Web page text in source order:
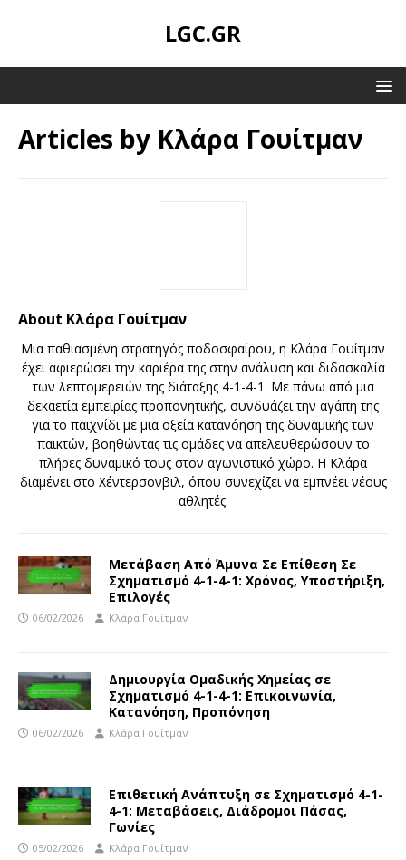
LGC.GR
Articles by Κλάρα Γουίτμαν
About Κλάρα Γουίτμαν
Μια παθιασμένη στρατηγός ποδοσφαίρου, η Κλάρα Γουίτμαν
έχει αφιερώσει την καριέρα της στην ανάλυση και διδασκαλία
των λεπτομερειών της διάταξης 4-1-4-1. Με πάνω από μια
δεκαετία εμπειρίας προπονητικής, συνδυάζει την αγάπη της
για το παιχνίδι με μια οξεία κατανόηση της δυναμικής των
παικτών, βοηθώντας τις ομάδες να απελευθερώσουν το
πλήρες δυναμικό τους στον αγωνιστικό χώρο. Η Κλάρα
διαμένει στο Χέντερσονβιλ, όπου συνεχίζει να εμπνέει νέους
αθλητές.
Μετάβαση Από Άμυνα Σε Επίθεση Σε
Σχηματισμό 4-1-4-1: Χρόνος, Υποστήριξη,
Επιλογές
06/02/2026 Κλάρα Γουίτμαν
Δημιουργία Ομαδικής Χημείας σε
Σχηματισμό 4-1-4-1: Επικοινωνία,
Κατανόηση, Προπόνηση
06/02/2026 Κλάρα Γουίτμαν
Επιθετική Ανάπτυξη σε Σχηματισμό 4-1-
4-1: Μεταβάσεις, Διάδρομοι Πάσας,
Γωνίες
05/02/2026 Κλάρα Γουίτμαν